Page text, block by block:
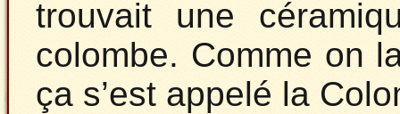
trouvait une
colombe. Comme on
ça s’est appelé la